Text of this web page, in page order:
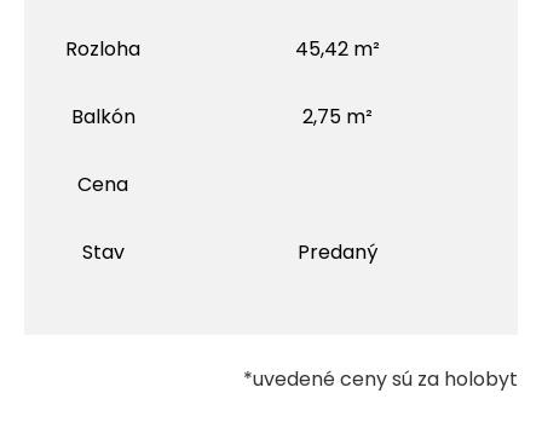
Rozloha 45,42 m²
Balkón 2,75 m²
Cena
Stav Predaný
*uvedené ceny sú za holobyt